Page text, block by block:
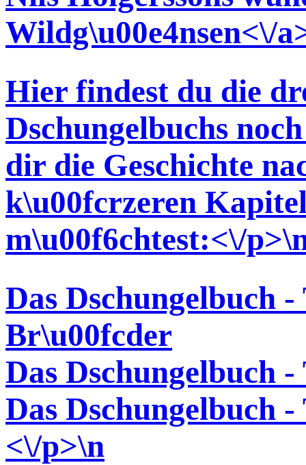
Wildg\u00e4nsen<\/
Hier findest du die
Dschungelbuchs
dir die Geschichte
k\u00fcrzeren
m\u00f6chtest:<\/
Das Dschungelbuch
Br\u00fcder
Das Dschungelbuch
Das Dschungelbuch
<\/p>\n